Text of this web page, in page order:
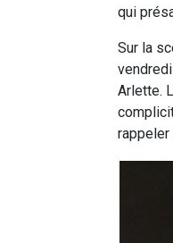
qui
Sur la
Arlette.
rappeler